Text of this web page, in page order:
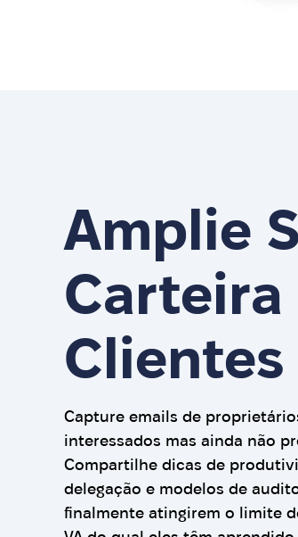
Amplie
Carteira
Clientes
Capture emails de
interessados mas ainda não
Compartilhe dicas de
delegação e modelos de
finalmente atingirem o limite